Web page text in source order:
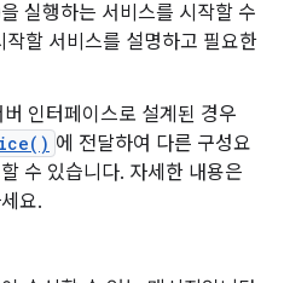
실행하는 서비스를 시작할 수
작할 서비스를 설명하고 필요한
인터페이스로 설계된 경우
에 전달하여 다른 구성요
수 있습니다. 자세한 내용은
요.